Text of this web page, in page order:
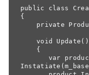
public class
{